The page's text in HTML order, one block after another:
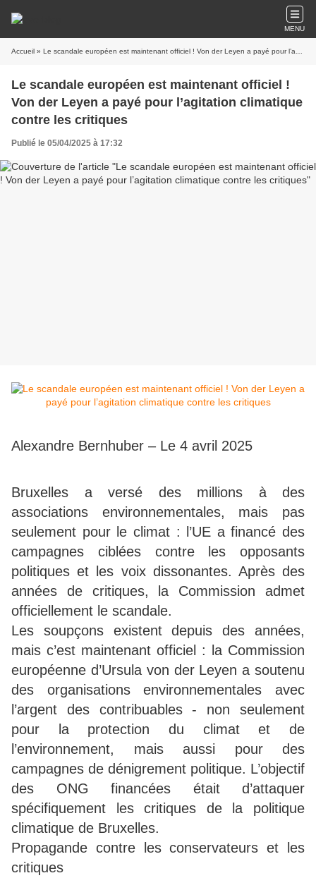
MENU
Accueil » Le scandale européen est maintenant officiel ! Von der Leyen a payé pour l’agitation climatique contre les critiques
Le scandale européen est maintenant officiel !
Von der Leyen a payé pour l’agitation climatique
contre les critiques
Publié le 05/04/2025 à 17:32
Alexandre Bernhuber – Le 4 avril 2025
Bruxelles a versé des millions à des
associations environnementales, mais pas
seulement pour le climat : l’UE a financé des
campagnes ciblées contre les opposants
politiques et les voix dissonantes. Après des
années de critiques, la Commission admet
officiellement le scandale.
Les soupçons existent depuis des années,
mais c’est maintenant officiel : la Commission
européenne d’Ursula von der Leyen a soutenu
des organisations environnementales avec
l’argent des contribuables - non seulement
pour la protection du climat et de
l’environnement, mais aussi pour des
campagnes de dénigrement politique. L’objectif
des ONG financées était d’attaquer
spécifiquement les critiques de la politique
climatique de Bruxelles.
Propagande contre les conservateurs et les
critiques